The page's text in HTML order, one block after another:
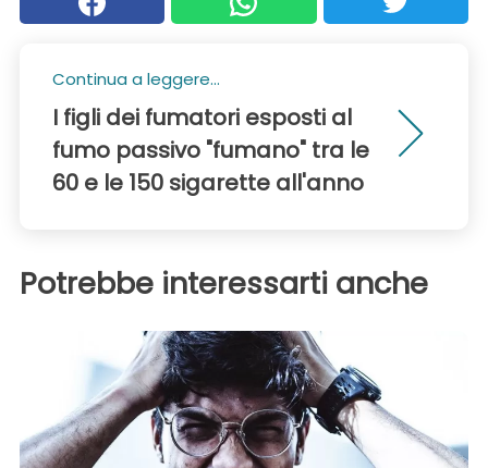
Continua a leggere...
I figli dei fumatori esposti al
fumo passivo "fumano" tra le
60 e le 150 sigarette all'anno
Potrebbe interessarti anche